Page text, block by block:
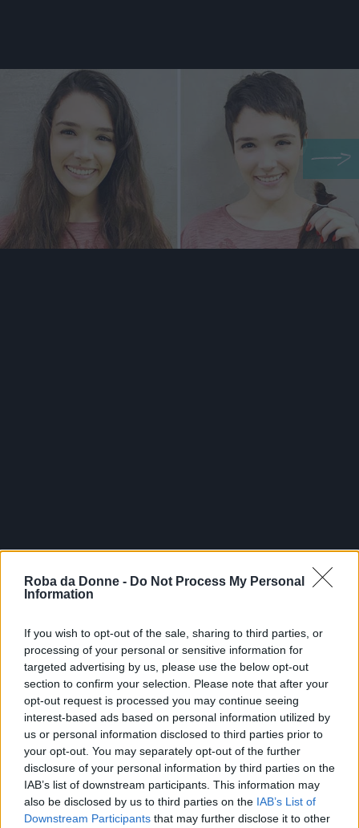
Roba da Donne - Do Not Process My Personal
Information
If you wish to opt-out of the sale, sharing to third parties, or
processing of your personal or sensitive information for
targeted advertising by us, please use the below opt-out
section to confirm your selection. Please note that after your
opt-out request is processed you may continue seeing
interest-based ads based on personal information utilized by
us or personal information disclosed to third parties prior to
your opt-out. You may separately opt-out of the further
disclosure of your personal information by third parties on the
IAB’s list of downstream participants. This information may
also be disclosed by us to third parties on the IAB’s List of
Downstream Participants that may further disclose it to other